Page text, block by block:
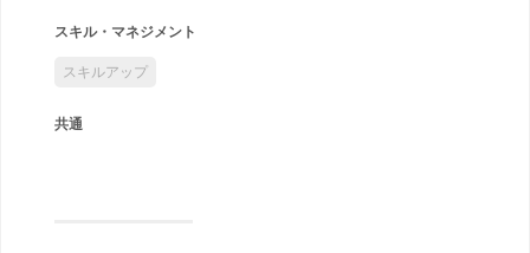
スキル・マネジメント
スキルアップ
共通